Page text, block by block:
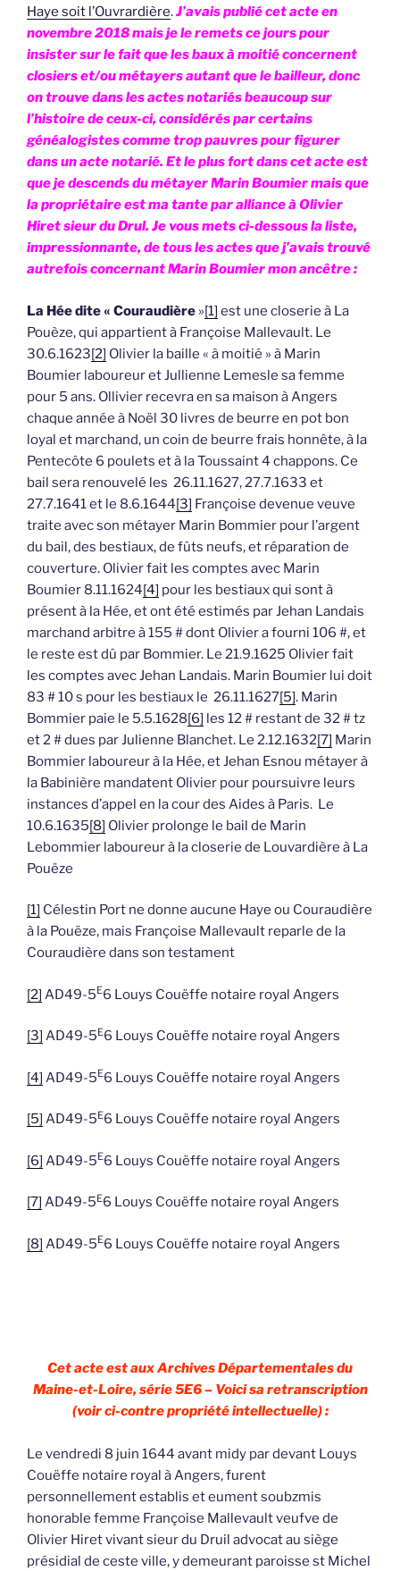
Haye soit l’Ouvrardière.J’avais publié cet acte en
novembre 2018 mais je le remets ce jours pour
insister sur le fait que les baux à moitié concernent
closiers et/ou métayers autant que le bailleur, donc
on trouve dans les actes notariés beaucoup sur
l’histoire de ceux-ci, considérés par certains
généalogistes comme trop pauvres pour figurer
dans un acte notarié. Et le plus fort dans cet acte est
que je descends du métayer Marin Boumier mais que
la propriétaire est ma tante par alliance à Olivier
Hiret sieur du Drul. Je vous mets ci-dessous la liste,
impressionnante, de tous les actes que j’avais trouvé
autrefois concernant Marin Boumier mon ancêtre :
La Héedite « Couraudière »[1] est une closerie à La
Pouèze, qui appartient à Françoise Mallevault. Le
30.6.1623[2] Olivier la baille « à moitié » à Marin
Boumier laboureur et Jullienne Lemesle sa femme
pour 5 ans. Ollivier recevra en sa maison à Angers
chaque année à Noël 30 livres de beurre en pot bon
loyal et marchand, un coin de beurre frais honnête, à la
Pentecôte 6 poulets et à la Toussaint 4 chappons. Ce
bail sera renouvelé les 26.11.1627, 27.7.1633 et
27.7.1641 et le 8.6.1644[3] Françoise devenue veuve
traite avec son métayer Marin Bommier pour l’argent
du bail, des bestiaux, de fûts neufs, et réparation de
couverture. Olivier fait les comptes avec Marin
Boumier 8.11.1624[4] pour les bestiaux qui sont à
présent à la Hée, et ont été estimés par Jehan Landais
marchand arbitre à 155 # dont Olivier a fourni 106 #, et
le reste est dû par Bommier. Le 21.9.1625 Olivier fait
les comptes avec Jehan Landais. Marin Boumier lui doit
83 # 10 s pour les bestiaux le 26.11.1627[5]. Marin
Bommier paie le 5.5.1628[6] les 12 # restant de 32 # tz
et 2 # dues par Julienne Blanchet. Le 2.12.1632[7] Marin
Bommier laboureur à la Hée, et Jehan Esnou métayer à
la Babinière mandatent Olivier pour poursuivre leurs
instances d’appel en la cour des Aides à Paris. Le
10.6.1635[8] Olivier prolonge le bail de Marin
Lebommier laboureur à la closerie de Louvardière à La
Pouëze
[1] Célestin Port ne donne aucune Haye ou Couraudière
à la Pouëze, mais Françoise Mallevault reparle de la
Couraudière dans son testament
[2] AD49-5E6 Louys Couëffe notaire royal Angers
[3] AD49-5E6 Louys Couëffe notaire royal Angers
[4] AD49-5E6 Louys Couëffe notaire royal Angers
[5] AD49-5E6 Louys Couëffe notaire royal Angers
[6] AD49-5E6 Louys Couëffe notaire royal Angers
[7] AD49-5E6 Louys Couëffe notaire royal Angers
[8] AD49-5E6 Louys Couëffe notaire royal Angers
Cet acte est aux Archives Départementales du
Maine-et-Loire, série 5E6 – Voici sa retranscription
(voir ci-contre propriété intellectuelle) :
Le vendredi 8 juin 1644 avant midy par devant Louys
Couëffe notaire royal à Angers, furent
personnellement establis et eument soubzmis
honorable femme Françoise Mallevault veufve de
Olivier Hiret vivant sieur du Druil advocat au siège
présidial de ceste ville, y demeurant paroisse st Michel